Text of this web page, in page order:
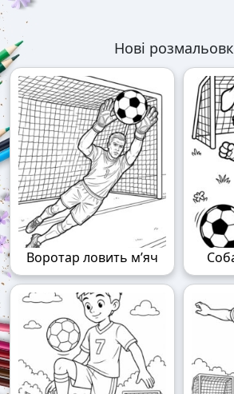
Нові
Воротар ловить м’яч